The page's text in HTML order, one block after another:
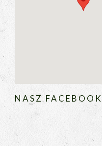
NASZ FACEBOOK